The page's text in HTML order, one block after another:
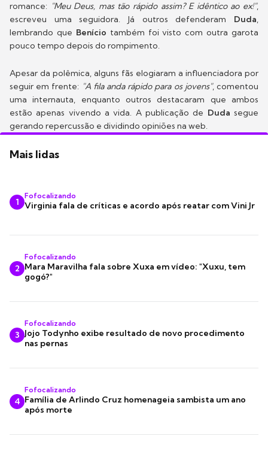
romance: "Meu Deus, mas tão rápido assim? E idêntico ao ex!",
escreveu uma seguidora. Já outros defenderam Duda,
lembrando que Benício também foi visto com outra garota
pouco tempo depois do rompimento.
Apesar da polêmica, alguns fãs elogiaram a influenciadora por
seguir em frente: "A fila anda rápido para os jovens", comentou
uma internauta, enquanto outros destacaram que ambos
estão apenas vivendo a vida. A publicação de Duda segue
gerando repercussão e dividindo opiniões na web.
Mais lidas
1
Fofocalizando
Virginia fala de críticas e acordo após reatar com Vini Jr
2
Fofocalizando
Mara Maravilha fala sobre Xuxa em vídeo: "Xuxu, tem
gogó?"
3
Fofocalizando
Jojo Todynho exibe resultado de novo procedimento
nas pernas
4
Fofocalizando
Família de Arlindo Cruz homenageia sambista um ano
após morte